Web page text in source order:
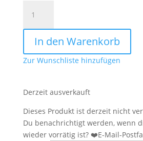
Erinnerungsbox
Holzkiste
Regenbogen
In den Warenkorb
Zur Wunschliste hinzufügen
Derzeit ausverkauft
Dieses Produkt ist derzeit nicht
Du benachrichtigt werden, wenn
wieder vorrätig ist? ❤️E-Mail-